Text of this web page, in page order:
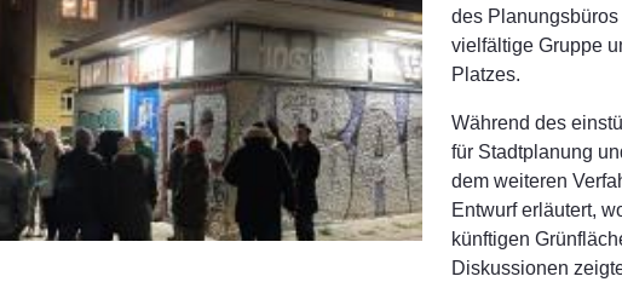
des
vielfältige Gruppe
Platzes.
Während des
für Stadtplanung
dem weiteren
Entwurf erläutert,
künftigen
Diskussionen